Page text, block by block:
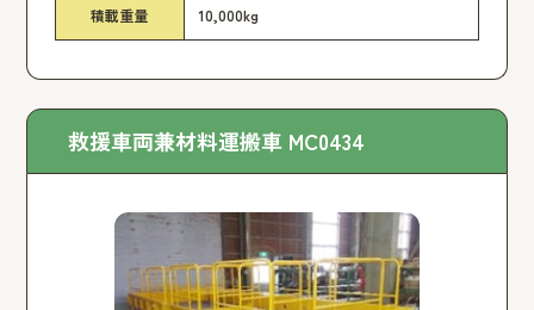
積載重量 10,000kg
救援車両兼材料運搬車 MC0434